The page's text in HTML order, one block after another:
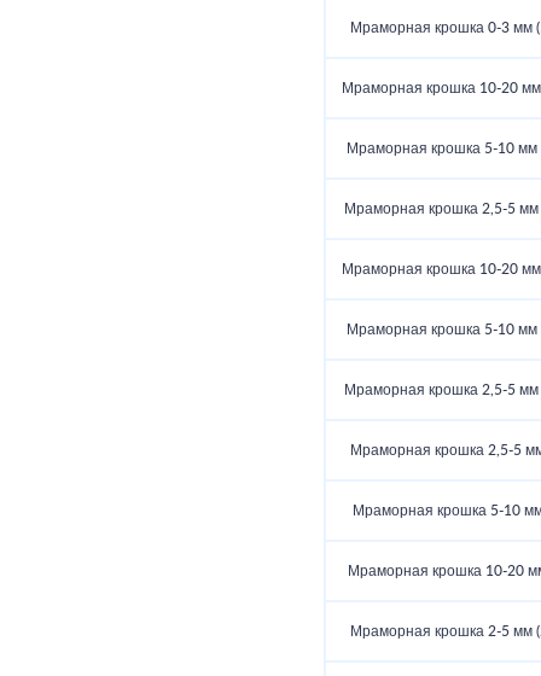
Мраморная крошка 0-3 мм
Мраморная крошка 10-20 мм
Мраморная крошка 5-10 мм
Мраморная крошка 2,5-5 мм
Мраморная крошка 10-20 мм
Мраморная крошка 5-10 мм
Мраморная крошка 2,5-5 мм
Мраморная крошка 2,5-5
Мраморная крошка 5-10 мм
Мраморная крошка 10-20
Мраморная крошка 2-5 мм